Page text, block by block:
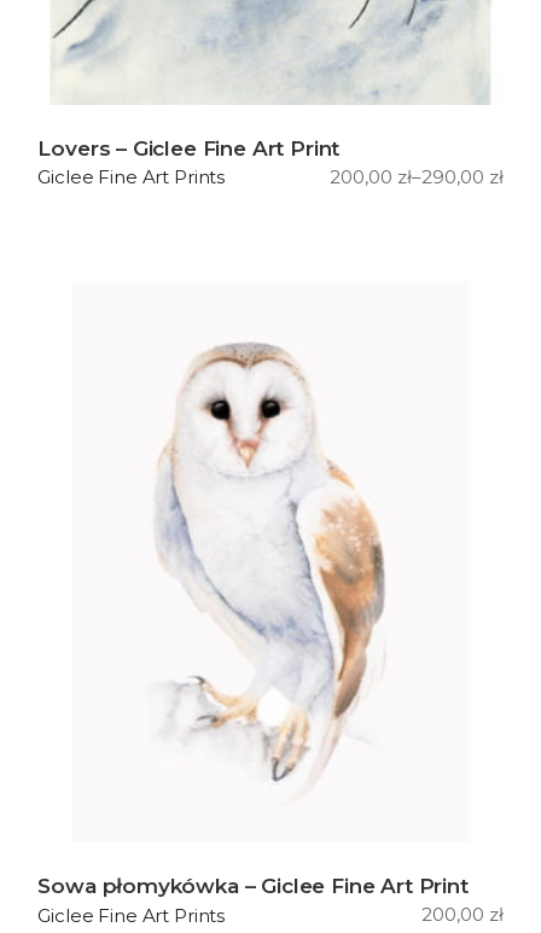
Lovers – Giclee Fine Art Print
200,00 zł–290,00 zł
Zakres
Giclee Fine Art Prints
Sowa płomykówka – Giclee Fine Art Print
200,00 zł
Giclee Fine Art Prints